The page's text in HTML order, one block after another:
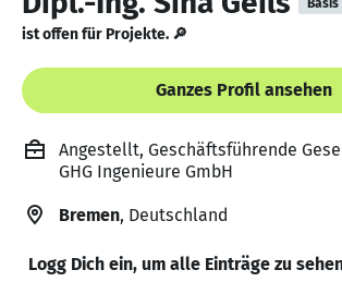
ist offen für Projekte. 🔎
Ganzes Profil ansehen
Angestellt, Geschäftsführende
GHG Ingenieure GmbH
Bremen, Deutschland
Logg Dich ein, um alle Einträge zu